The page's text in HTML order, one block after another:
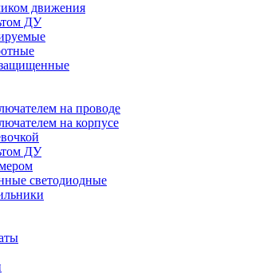
движения
ДУ
на проводе
на корпусе
ДУ
светодиодные